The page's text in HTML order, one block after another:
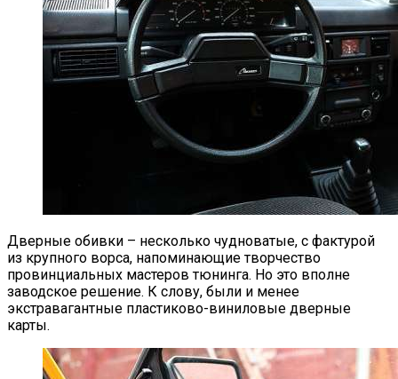
Дверные обивки – несколько чудноватые, с фактурой
из крупного ворса, напоминающие творчество
провинциальных мастеров тюнинга. Но это вполне
заводское решение. К слову, были и менее
экстравагантные пластиково-виниловые дверные
карты.